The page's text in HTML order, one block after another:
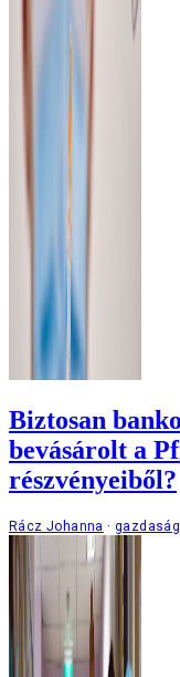
Biztosan
bevásárolt a
részvényeiből?
Rácz Johanna gazdaság